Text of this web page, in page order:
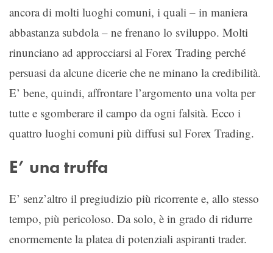
ancora di molti luoghi comuni, i quali – in maniera
abbastanza subdola – ne frenano lo sviluppo. Molti
rinunciano ad approcciarsi al Forex Trading perché
persuasi da alcune dicerie che ne minano la credibilità.
E’ bene, quindi, affrontare l’argomento una volta per
tutte e sgomberare il campo da ogni falsità. Ecco i
quattro luoghi comuni più diffusi sul Forex Trading.
E’ una truffa
E’ senz’altro il pregiudizio più ricorrente e, allo stesso
tempo, più pericoloso. Da solo, è in grado di ridurre
enormemente la platea di potenziali aspiranti trader.